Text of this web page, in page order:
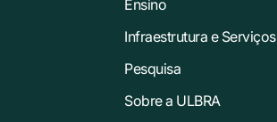
Ensino
Infraestrutura e Serviços
Pesquisa
Sobre a ULBRA